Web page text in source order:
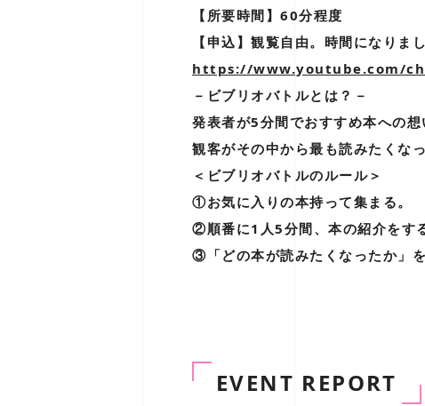
【所要時間】60分程度
【申込】観覧自由。時間になりま
https://www.youtube.com/
－ビブリオバトルとは？－
発表者が5分間でおすすめ本への想
観客がその中から最も読みたくな
＜ビブリオバトルのルール＞
①お気に入りの本持って集まる。
②順番に1人5分間、本の紹介をする
③「どの本が読みたくなったか」
EVENT REPORT